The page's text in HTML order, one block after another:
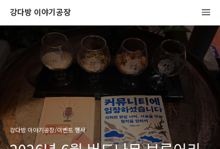
강다방 이야기공장
강다방 이야기공장/이벤트 행사